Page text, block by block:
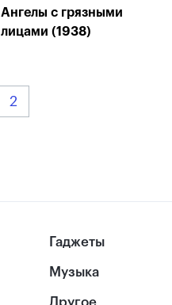
Ангелы с грязными
лицами (1938)
2
Гаджеты
Музыка